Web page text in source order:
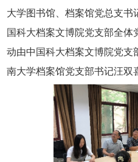
大学图书馆、档案馆党总支书
国科大档案文博院党支部全
动由中国科大档案文博院党支
南大学档案馆党支部书记汪双